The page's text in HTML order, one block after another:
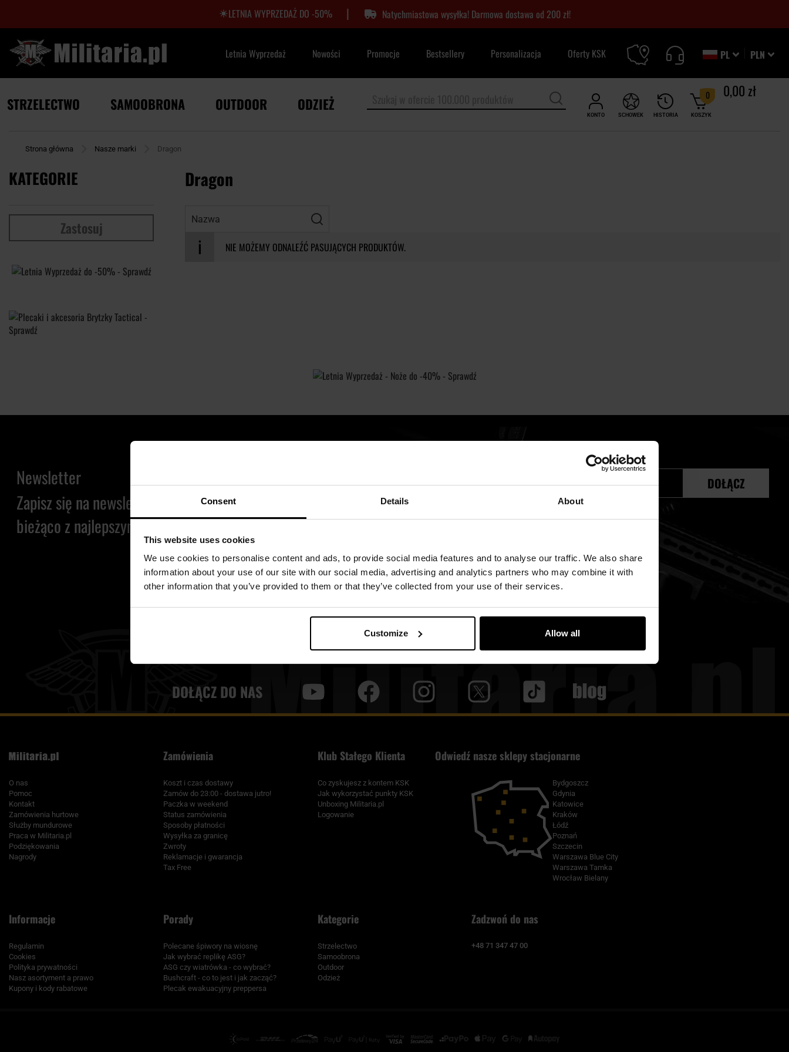
Consent Details About
This website uses cookies
We use cookies to personalise content and ads, to provide social media features and to analyse our traffic. We also share
information about your use of our site with our social media, advertising and analytics partners who may combine it with
other information that you’ve provided to them or that they’ve collected from your use of their services.
Customize Allow all
LETNIA WYPRZEDAŻ DO -50% | Natychmiastowa wysyłka! Darmowa dostawa od 200 zł!
PLN
PL
Letnia Wyprzedaż Nowości Promocje Bestsellery Personalizacja Oferty KSK
KONTO HISTORIA
SCHOWEK KOSZYK
0 0,00 zł
STRZELECTWO SAMOOBRONA OUTDOOR ODZIEŻ
Strona główna Nasze marki Dragon
Dragon
KATEGORIE
Zastosuj
Filtr
NIE MOŻEMY ODNALEŹĆ PASUJĄCYCH PRODUKTÓW.
Newsletter
Zapisz się na newsletter i bądź na
bieżąco z najlepszymi okazjami!
nasz
DOŁĄCZ
DOŁĄCZ DO NAS Blog
O nas
Pomoc
Kontakt
Zamówienia hurtowe
Służby mundurowe
Praca w Militaria.pl
Podziękowania
Nagrody
Zamówienia
Koszt i czas dostawy
Zamów do 23:00 - dostawa jutro!
Paczka w weekend
Status zamówienia
Sposoby płatności
Wysyłka za granicę
Zwroty
Reklamacje i gwarancja
Tax Free
Klub Stałego Klienta
Co zyskujesz z kontem KSK
Jak wykorzystać punkty KSK
Unboxing Militaria.pl
Logowanie
Odwiedź nasze sklepy stacjonarne
Bydgoszcz
Gdynia
Katowice
Kraków
Łódź
Poznań
Szczecin
Warszawa Blue City
Warszawa Tamka
Wrocław Bielany
Informacje
Regulamin
Cookies
Polityka prywatności
Nasz asortyment a prawo
Kupony i kody rabatowe
Porady
Polecane śpiwory na wiosnę
Jak wybrać replikę ASG?
ASG czy wiatrówka - co wybrać?
Bushcraft - co to jest i jak zacząć?
Plecak ewakuacyjny preppersa
Kategorie
Strzelectwo
Samoobrona
Outdoor
Odzież
Zadzwoń do nas
+48 71 347 47 00